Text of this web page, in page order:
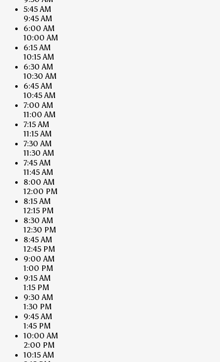
5:45 AM
9:45 AM
6:00 AM
10:00 AM
6:15 AM
10:15 AM
6:30 AM
10:30 AM
6:45 AM
10:45 AM
7:00 AM
11:00 AM
7:15 AM
11:15 AM
7:30 AM
11:30 AM
7:45 AM
11:45 AM
8:00 AM
12:00 PM
8:15 AM
12:15 PM
8:30 AM
12:30 PM
8:45 AM
12:45 PM
9:00 AM
1:00 PM
9:15 AM
1:15 PM
9:30 AM
1:30 PM
9:45 AM
1:45 PM
10:00 AM
2:00 PM
10:15 AM